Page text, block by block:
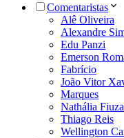
Comentaristas
Alê Oliveira
Alexandre
Edu Panzi
Emerson
Fabrício
João Vitor
Marques
Nathália Fiuza
Thiago Reis
Wellington